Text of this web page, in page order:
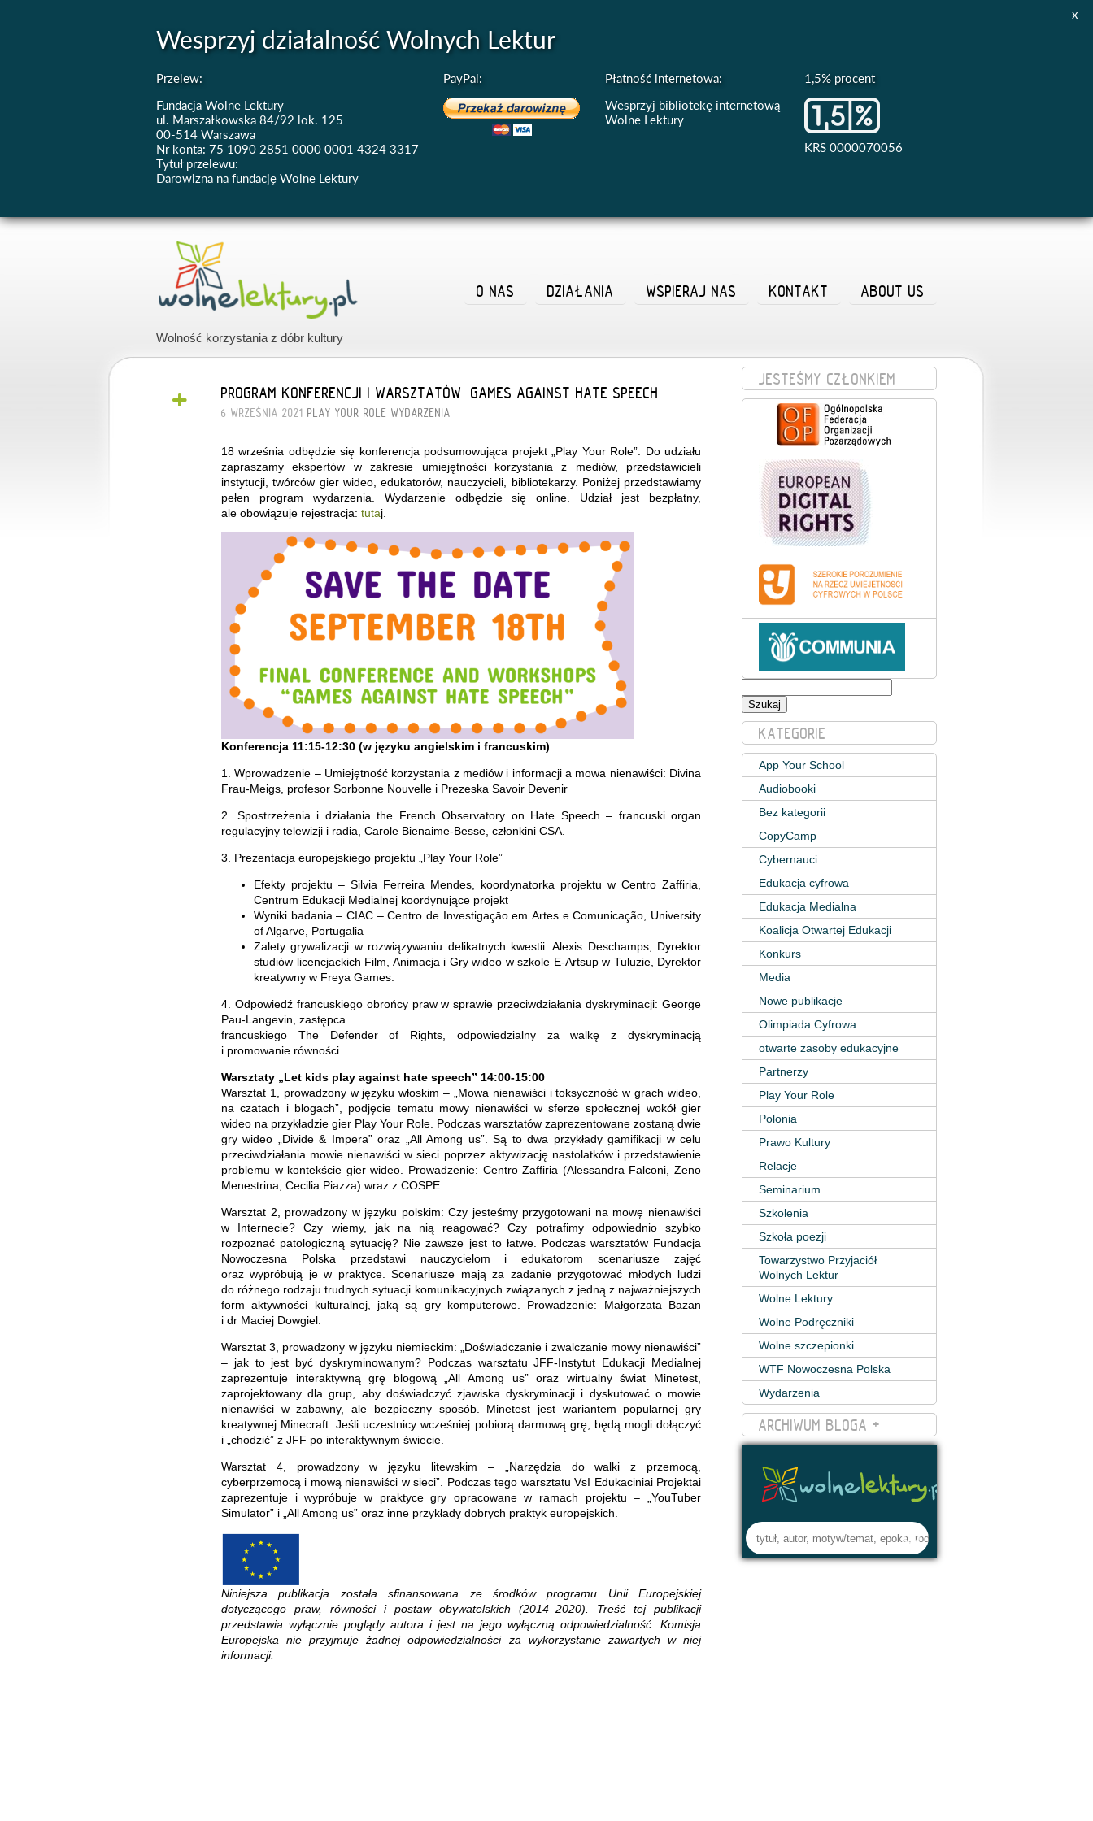
Wesprzyj działalność Wolnych Lektur
Przelew:
Fundacja Wolne Lektury
ul. Marszałkowska 84/92 lok. 125
00-514 Warszawa
Nr konta: 75 1090 2851 0000 0001 4324 3317
Tytuł przelewu:
Darowizna na fundację Wolne Lektury
PayPal:
Płatność internetowa:
Wesprzyj bibliotekę internetową
Wolne Lektury
1,5% procent
KRS 0000070056
x
Wolność korzystania z dóbr kultury
ABOUT US
KONTAKT
WSPIERAJ NAS
DZIAŁANIA
O NAS
+ PROGRAM KONFERENCJI I WARSZTATÓW „GAMES AGAINST HATE SPEECH”
6 WRZEŚNIA 2021 PLAY YOUR ROLE WYDARZENIA
18 września odbędzie się konferencja podsumowująca projekt „Play Your Role”. Do udziału
zapraszamy ekspertów w zakresie umiejętności korzystania z mediów, przedstawicieli
instytucji, twórców gier wideo, edukatorów, nauczycieli, bibliotekarzy. Poniżej przedstawiamy
pełen program wydarzenia. Wydarzenie odbędzie się online. Udział jest bezpłatny,
ale obowiązuje rejestracja: tutaj.
Konferencja 11:15-12:30 (w języku angielskim i francuskim)
1. Wprowadzenie – Umiejętność korzystania z mediów i informacji a mowa nienawiści: Divina
Frau-Meigs, profesor Sorbonne Nouvelle i Prezeska Savoir Devenir
2. Spostrzeżenia i działania the French Observatory on Hate Speech – francuski organ
regulacyjny telewizji i radia, Carole Bienaime-Besse, członkini CSA.
3. Prezentacja europejskiego projektu „Play Your Role”
Efekty projektu – Silvia Ferreira Mendes, koordynatorka projektu w Centro Zaffiria,
Centrum Edukacji Medialnej koordynujące projekt
Wyniki badania – CIAC – Centro de Investigaçāo em Artes e Comunicação, University
of Algarve, Portugalia
Zalety grywalizacji w rozwiązywaniu delikatnych kwestii: Alexis Deschamps, Dyrektor
studiów licencjackich Film, Animacja i Gry wideo w szkole E-Artsup w Tuluzie, Dyrektor
kreatywny w Freya Games.
4. Odpowiedź francuskiego obrońcy praw w sprawie przeciwdziałania dyskryminacji: George
Pau-Langevin, zastępca
francuskiego The Defender of Rights, odpowiedzialny za walkę z dyskryminacją
i promowanie równości
Warsztaty „Let kids play against hate speech” 14:00-15:00
Warsztat 1, prowadzony w języku włoskim – „Mowa nienawiści i toksyczność w grach wideo,
na czatach i blogach”, podjęcie tematu mowy nienawiści w sferze społecznej wokół gier
wideo na przykładzie gier Play Your Role. Podczas warsztatów zaprezentowane zostaną dwie
gry wideo „Divide & Impera” oraz „All Among us”. Są to dwa przykłady gamifikacji w celu
przeciwdziałania mowie nienawiści w sieci poprzez aktywizację nastolatków i przedstawienie
problemu w kontekście gier wideo. Prowadzenie: Centro Zaffiria (Alessandra Falconi, Zeno
Menestrina, Cecilia Piazza) wraz z COSPE.
Warsztat 2, prowadzony w języku polskim: Czy jesteśmy przygotowani na mowę nienawiści
w Internecie? Czy wiemy, jak na nią reagować? Czy potrafimy odpowiednio szybko
rozpoznać patologiczną sytuację? Nie zawsze jest to łatwe. Podczas warsztatów Fundacja
Nowoczesna Polska przedstawi nauczycielom i edukatorom scenariusze zajęć
oraz wypróbują je w praktyce. Scenariusze mają za zadanie przygotować młodych ludzi
do różnego rodzaju trudnych sytuacji komunikacyjnych związanych z jedną z najważniejszych
form aktywności kulturalnej, jaką są gry komputerowe. Prowadzenie: Małgorzata Bazan
i dr Maciej Dowgiel.
Warsztat 3, prowadzony w języku niemieckim: „Doświadczanie i zwalczanie mowy nienawiści”
– jak to jest być dyskryminowanym? Podczas warsztatu JFF-Instytut Edukacji Medialnej
zaprezentuje interaktywną grę blogową „All Among us” oraz wirtualny świat Minetest,
zaprojektowany dla grup, aby doświadczyć zjawiska dyskryminacji i dyskutować o mowie
nienawiści w zabawny, ale bezpieczny sposób. Minetest jest wariantem popularnej gry
kreatywnej Minecraft. Jeśli uczestnicy wcześniej pobiorą darmową grę, będą mogli dołączyć
i „chodzić” z JFF po interaktywnym świecie.
Warsztat 4, prowadzony w języku litewskim – „Narzędzia do walki z przemocą,
cyberprzemocą i mową nienawiści w sieci”. Podczas tego warsztatu VsI Edukaciniai Projektai
zaprezentuje i wypróbuje w praktyce gry opracowane w ramach projektu – „YouTuber
Simulator” i „All Among us” oraz inne przykłady dobrych praktyk europejskich.
Niniejsza publikacja została sfinansowana ze środków programu Unii Europejskiej
dotyczącego praw, równości i postaw obywatelskich (2014–2020). Treść tej publikacji
przedstawia wyłącznie poglądy autora i jest na jego wyłączną odpowiedzialność. Komisja
Europejska nie przyjmuje żadnej odpowiedzialności za wykorzystanie zawartych w niej
informacji.
JESTEŚMY CZŁONKIEM
KATEGORIE
App Your School
Audiobooki
Bez kategorii
CopyCamp
Cybernauci
Edukacja cyfrowa
Edukacja Medialna
Koalicja Otwartej Edukacji
Konkurs
Media
Nowe publikacje
Olimpiada Cyfrowa
otwarte zasoby edukacyjne
Partnerzy
Play Your Role
Polonia
Prawo Kultury
Relacje
Seminarium
Szkolenia
Szkoła poezji
Towarzystwo Przyjaciół
Wolnych Lektur
Wolne Lektury
Wolne Podręczniki
Wolne szczepionki
WTF Nowoczesna Polska
Wydarzenia
ARCHIWUM BLOGA +